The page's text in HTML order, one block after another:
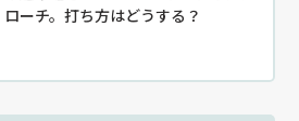
ローチ。打ち方はどうする？